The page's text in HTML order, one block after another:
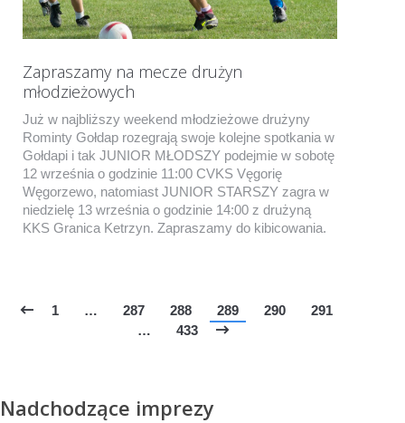
Zapraszamy na mecze drużyn
młodzieżowych
Już w najbliższy weekend młodzieżowe drużyny
Rominty Gołdap rozegrają swoje kolejne spotkania w
Gołdapi i tak JUNIOR MŁODSZY podejmie w sobotę
12 września o godzinie 11:00 CVKS Vęgorię
Węgorzewo, natomiast JUNIOR STARSZY zagra w
niedzielę 13 września o godzinie 14:00 z drużyną
KKS Granica Ketrzyn. Zapraszamy do kibicowania.
1 … 287 288 289 290
291
…
433
Nadchodzące imprezy